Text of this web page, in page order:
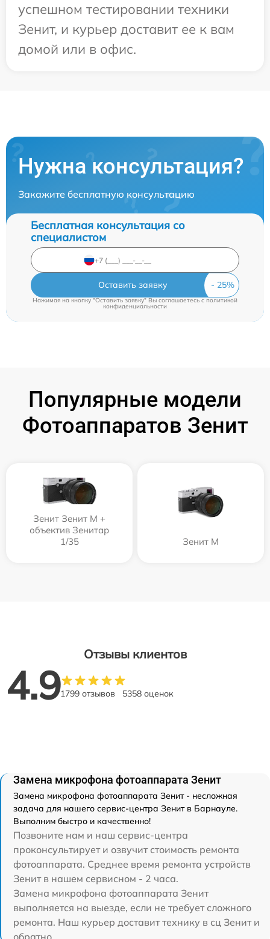
успешном тестировании техники
Зенит, и курьер доставит ее к вам
домой или в офис.
Нужна консультация?
Закажите бесплатную консультацию
Бесплатная консультация со
специалистом
Оставить заявку
Нажимая на кнопку "Оставить заявку" Вы соглашаетесь c политикой
конфиденциальности
Популярные модели
Фотоаппаратов Зенит
Зенит Зенит М +
объектив Зенитар
1/35
Зенит M
Отзывы клиентов
4.91799 отзывов 5358 оценок
Замена микрофона фотоаппарата Зенит
Замена микрофона фотоаппарата Зенит - несложная
задача для нашего сервис-центра Зенит в Барнауле.
Выполним быстро и качественно!
Позвоните нам и наш сервис-центра
проконсультирует и озвучит стоимость ремонта
фотоаппарата. Среднее время ремонта устройств
Зенит в нашем сервисном - 2 часа.
Замена микрофона фотоаппарата Зенит
выполняется на выезде, если не требует сложного
ремонта. Наш курьер доставит технику в сц Зенит и